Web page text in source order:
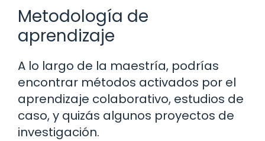
Metodología de
aprendizaje
A lo largo de la maestría, podrías
encontrar métodos activados por el
aprendizaje colaborativo, estudios de
caso, y quizás algunos proyectos de
investigación.